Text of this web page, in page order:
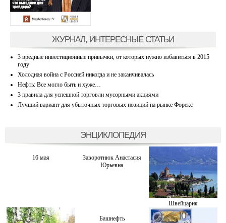
ЖУРНАЛ, ИНТЕРЕСНЫЕ СТАТЬИ
3 вредные инвестиционные привычки, от которых нужно избавиться в 2015
году
Холодная война с Россией никогда и не заканчивалась
Нефть: Все могло быть и хуже…
3 правила для успешной торговли мусорными акциями
Лучший вариант для убыточных торговых позиций на рынке Форекс
ЭНЦИКЛОПЕДИЯ
16 мая
Заворотнюк Анастасия
Юрьевна
Швейцария
Башнефть